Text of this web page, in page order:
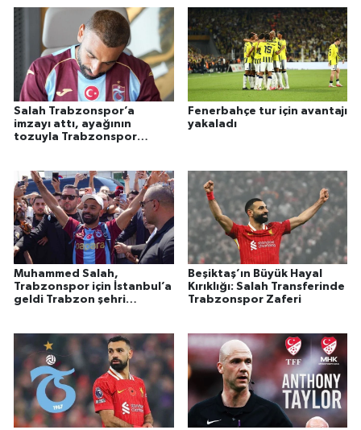
Salah Trabzonspor’a
imzayı attı, ayağının
tozuyla Trabzonspor
Fenerbahçe tur için avantajı
yakaladı
Muhammed Salah,
Trabzonspor için İstanbul’a
geldi Trabzon şehri
Beşiktaş’ın Büyük Hayal
Kırıklığı: Salah Transferinde
Trabzonspor Zaferi